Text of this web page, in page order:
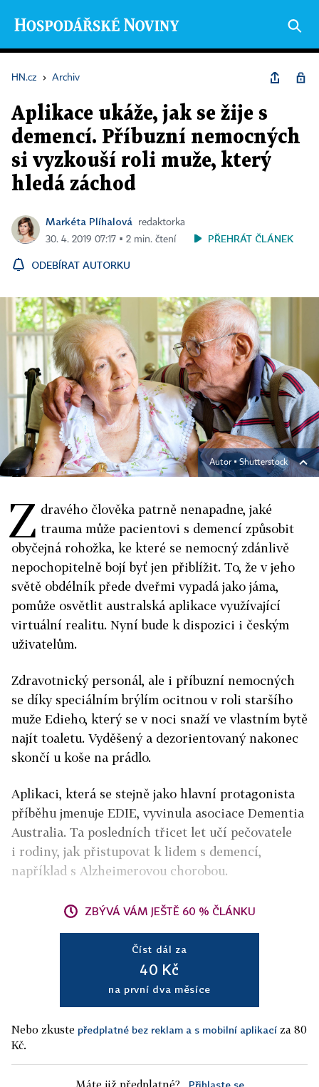
HN.cz › Archiv
Aplikace ukáže, jak se žije s
demencí. Příbuzní nemocných
si vyzkouší roli muže, který
hledá záchod
Markéta Plíhalová
redaktorka
30. 4. 2019 07:17 ▪ 2 min. čtení
PŘEHRÁT ČLÁNEK
ODEBÍRAT AUTORKU
Autor ▪Shutterstock
Z dravého člověka patrně nenapadne, jaké
trauma může pacientovi s demencí způsobit
obyčejná rohožka, ke které se nemocný zdánlivě
nepochopitelně bojí byť jen přiblížit. To, že v jeho
světě obdélník přede dveřmi vypadá jako jáma,
pomůže osvětlit australská aplikace využívající
virtuální realitu. Nyní bude k dispozici i českým
uživatelům.
Zdravotnický personál, ale i příbuzní nemocných
se díky speciálním brýlím ocitnou v roli staršího
muže Edieho, který se v noci snaží ve vlastním bytě
najít toaletu. Vyděšený a dezorientovaný nakonec
skončí u koše na prádlo.
Aplikaci, která se stejně jako hlavní protagonista
příběhu jmenuje EDIE, vyvinula asociace Dementia
Australia. Ta posledních třicet let učí pečovatele
i rodiny, jak přistupovat k lidem s demencí,
například s Alzheimerovou chorobou.
ZBÝVÁ VÁM JEŠTĚ 60 % ČLÁNKU
Číst dál za
40 Kč
na první dva měsíce
Nebo zkuste předplatné bez reklam a s mobilní aplikací za 80
Kč.
Máte již předplatné? Přihlaste se